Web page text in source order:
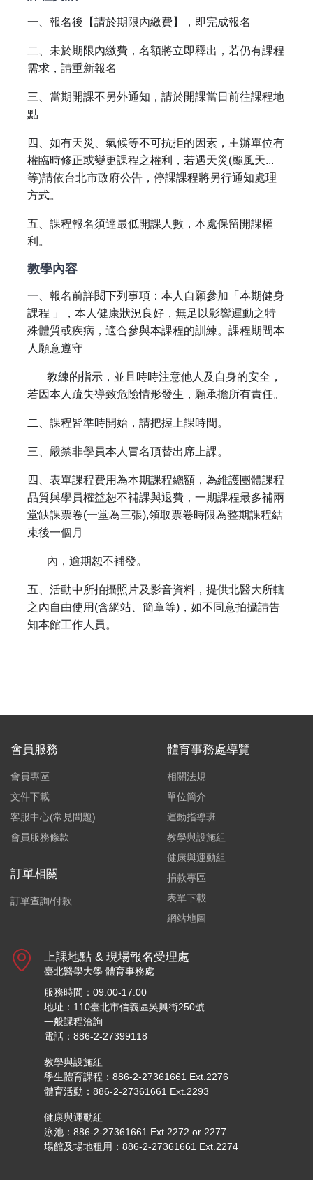
一、報名後【請於期限內繳費】，即完成報名
二、未於期限內繳費，名額將立即釋出，若仍有課程
需求，請重新報名
三、當期開課不另外通知，請於開課當日前往課程地
點
四、如有天災、氣候等不可抗拒的因素，主辦單位有
權臨時修正或變更課程之權利，若遇天災(颱風天...
等)請依台北市政府公告，停課課程將另行通知處理
方式。
五、課程報名須達最低開課人數，本處保留開課權
利。
教學內容
一、報名前詳閱下列事項：本人自願參加「本期健身
課程 」，本人健康狀況良好，無足以影響運動之特
殊體質或疾病，適合參與本課程的訓練。課程期間本
人願意遵守
教練的指示，並且時時注意他人及自身的安全，
若因本人疏失導致危險情形發生，願承擔所有責任。
二、課程皆準時開始，請把握上課時間。
三、嚴禁非學員本人冒名頂替出席上課。
四、表單課程費用為本期課程總額，為維護團體課程
品質與學員權益恕不補課與退費，一期課程最多補兩
堂缺課票卷(一堂為三張),領取票卷時限為整期課程結
束後一個月
內，逾期恕不補發。
五、活動中所拍攝照片及影音資料，提供北醫大所轄
之內自由使用(含網站、簡章等)，如不同意拍攝請告
知本館工作人員。
會員服務
會員專區
文件下載
客服中心(常見問題)
會員服務條款
訂單相關
訂單查詢/付款
體育事務處導覽
相關法規
單位簡介
運動指導班
教學與設施組
健康與運動組
捐款專區
表單下載
網站地圖
上課地點 & 現場報名受理處
臺北醫學大學 體育事務處
服務時間：09:00-17:00
地址：110臺北市信義區吳興街250號
一般課程洽詢
電話：886-2-27399118
教學與設施組
學生體育課程：886-2-27361661 Ext.2276
體育活動：886-2-27361661 Ext.2293
健康與運動組
泳池：886-2-27361661 Ext.2272 or 2277
場館及場地租用：886-2-27361661 Ext.2274